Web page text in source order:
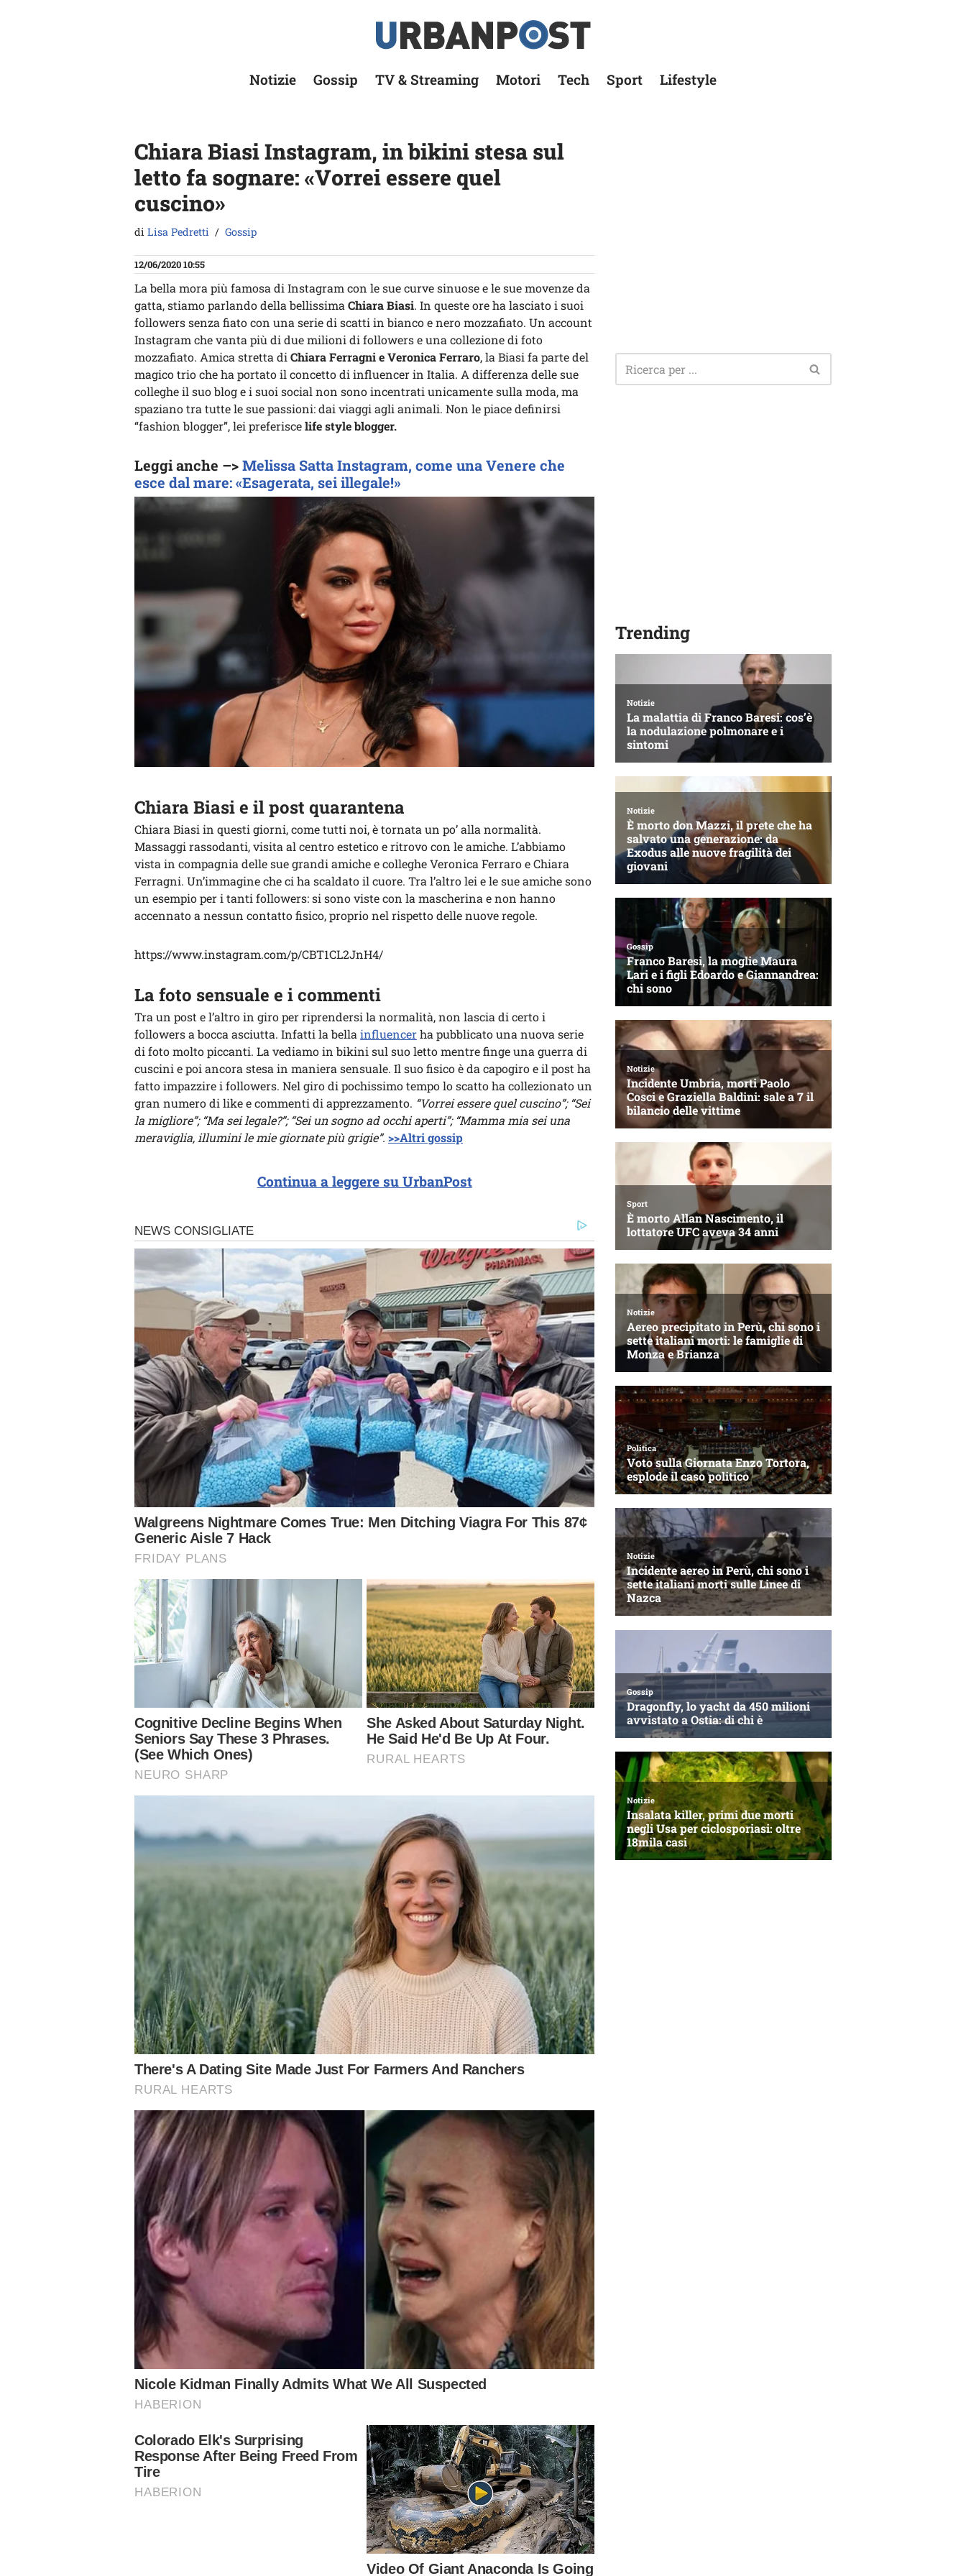
Notizie Gossip TV & Streaming Motori Tech Sport Lifestyle
Chiara Biasi Instagram, in bikini stesa sul
letto fa sognare: «Vorrei essere quel
cuscino»
di Lisa Pedretti Gossip
12/06/2020 10:55
La bella mora più famosa di Instagram con le sue curve sinuose e le sue movenze da
gatta, stiamo parlando della bellissima Chiara Biasi. In queste ore ha lasciato i suoi
followers senza fiato con una serie di scatti in bianco e nero mozzafiato. Un account
Instagram che vanta più di due milioni di followers e una collezione di foto
mozzafiato. Amica stretta di Chiara Ferragni e Veronica Ferraro, la Biasi fa parte del
magico trio che ha portato il concetto di influencer in Italia. A differenza delle sue
colleghe il suo blog e i suoi social non sono incentrati unicamente sulla moda, ma
spaziano tra tutte le sue passioni: dai viaggi agli animali. Non le piace definirsi
“fashion blogger”, lei preferiscelife style blogger.
Leggi anche –>Melissa Satta Instagram, come una Venere che
esce dal mare: «Esagerata, sei illegale!»
Chiara Biasi e il post quarantena
Chiara Biasi in questi giorni, come tutti noi, è tornata un po’ alla normalità.
Massaggi rassodanti, visita al centro estetico e ritrovo con le amiche. L’abbiamo
vista in compagnia delle sue grandi amiche e colleghe Veronica Ferraro e Chiara
Ferragni. Un’immagine che ci ha scaldato il cuore. Tra l’altro lei e le sue amiche sono
un esempio per i tanti followers: si sono viste con la mascherina e non hanno
accennato a nessun contatto fisico, proprio nel rispetto delle nuove regole.
https://www.instagram.com/p/CBT1CL2JnH4/
La foto sensuale e i commenti
Tra un post e l’altro in giro per riprendersi la normalità, non lascia di certo i
followers a bocca asciutta. Infatti la bella influencerha pubblicato una nuova serie
di foto molto piccanti. La vediamo in bikini sul suo letto mentre finge una guerra di
cuscini e poi ancora stesa in maniera sensuale. Il suo fisico è da capogiro e il post ha
fatto impazzire i followers. Nel giro di pochissimo tempo lo scatto ha collezionato un
gran numero di like e commenti di apprezzamento. “Vorrei essere quel cuscino”; “Sei
la migliore”; “Ma sei legale?”; “Sei un sogno ad occhi aperti”; “Mamma mia sei una
meraviglia, illumini le mie giornate più grigie”. >>Altri gossip
Continua a leggere su UrbanPost
Trending